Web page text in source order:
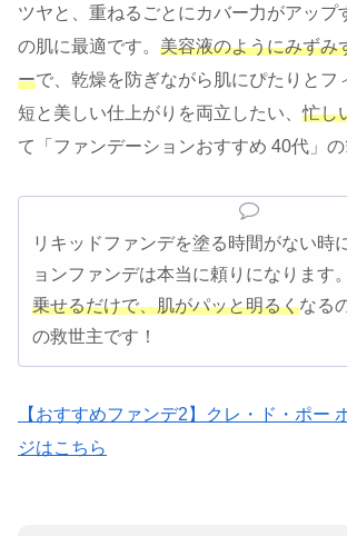
ツヤと、重ねるごとにカバー力がアップ
の肌に最適です。 美容液のようにみずみ
ーで、乾燥を防ぎながら肌にぴたりとフ
短と美しい仕上がりを両立したい、忙し
て「ファンデーションおすすめ 40代」の
リキッドファンデを塗る時間がない時
ョンファンデは本当に頼りになります。
乗せるだけで、肌がパッと明るくなる
の救世主です！
【おすすめファンデ2】クレ・ド・ポー
ジはこちら